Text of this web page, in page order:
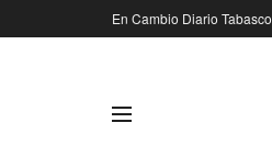
En Cambio Diario Tabasco